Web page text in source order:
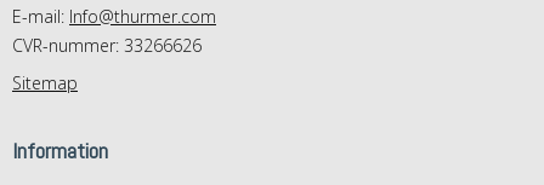
E-mail: Info@thurmer.com
CVR-nummer: 33266626
Sitemap
Information